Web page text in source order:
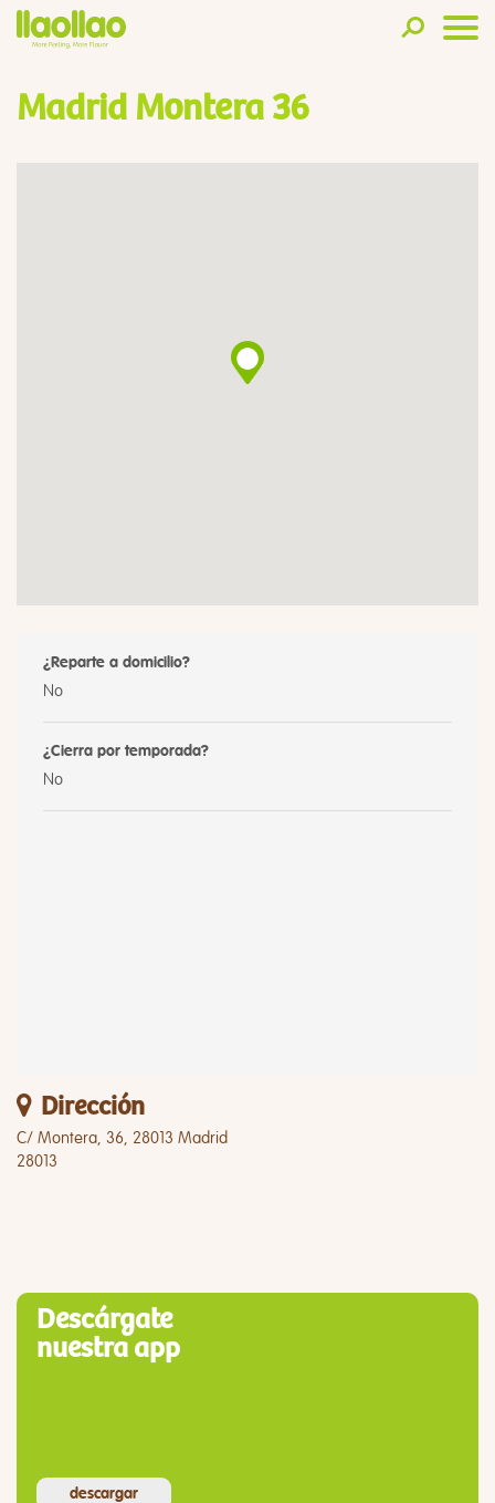
Madrid Montera 36
¿Reparte a domicilio?
No
¿Cierra por temporada?
No
Dirección
C/ Montera, 36, 28013 Madrid
28013
Descárgate
nuestra app
descargar